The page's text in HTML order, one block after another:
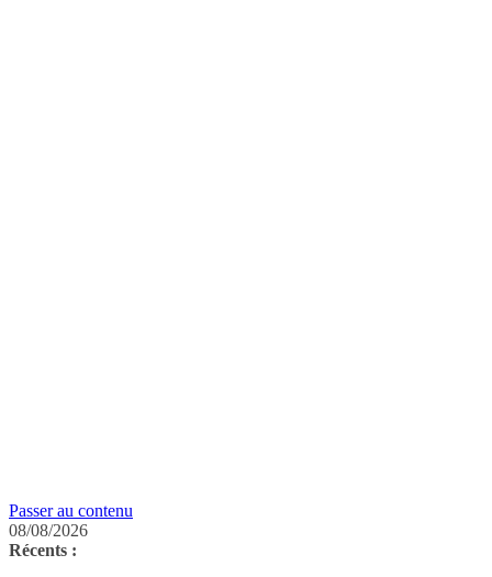
Passer au contenu
08/08/2026
Récents :